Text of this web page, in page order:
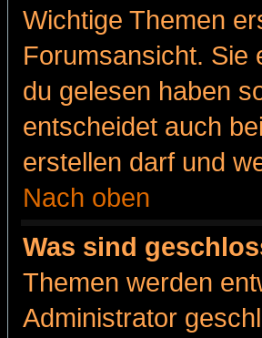
Wichtige Themen
Forumsansicht. Sie
du gelesen haben
entscheidet auch
erstellen darf und
Nach oben
Was sind
Themen werden
Administrator